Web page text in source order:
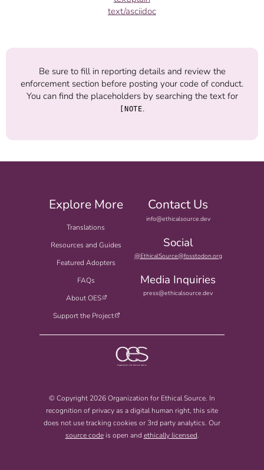
text/asciidoc
Be sure to fill in reporting details and review the
enforcement section before posting your code of conduct.
You can find the placeholders by searching the text for
[NOTE.
Explore More
Translations
Resources and Guides
Featured Adopters
FAQs
About OES
Support the Project
Contact Us
info@ethicalsource.dev
Social
@EthicalSource@fosstodon.org
Media Inquiries
press@ethicalsource.dev
© Copyright 2026 Organization for Ethical Source. In
recognition of privacy as a digital human right, this site
does not use tracking cookies or 3rd party analytics. Our
source codeis open and ethically licensed.